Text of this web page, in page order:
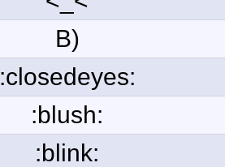
B)
:closedeyes:
:blush:
:blink: